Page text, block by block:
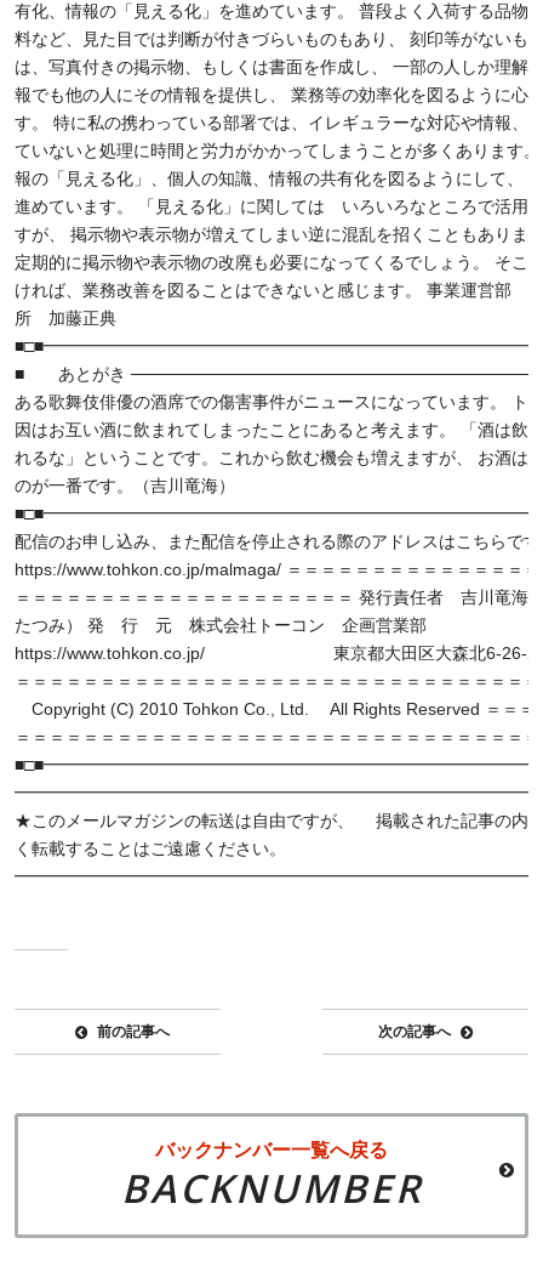
有化、情報の「見える化」を進めています。 普段よく入荷する品物
料など、見た目では判断が付きづらいものもあり、 刻印等がないも
は、写真付きの掲示物、もしくは書面を作成し、 一部の人しか理解
報でも他の人にその情報を提供し、 業務等の効率化を図るように心
す。 特に私の携わっている部署では、イレギュラーな対応や情報、
ていないと処理に時間と労力がかかってしまうことが多くあります
報の「見える化」、個人の知識、情報の共有化を図るようにして、
進めています。 「見える化」に関しては いろいろなところで活用
すが、 掲示物や表示物が増えてしまい逆に混乱を招くこともありま
定期的に掲示物や表示物の改廃も必要になってくるでしょう。 そこ
ければ、業務改善を図ることはできないと感じます。 事業運営部
所 加藤正典
■ あとがき
ある歌舞伎俳優の酒席での傷害事件がニュースになっています。 ト
因はお互い酒に飲まれてしまったことにあると考えます。 「酒は飲
れるな」ということです。これから飲む機会も増えますが、 お酒は
のが一番です。（吉川竜海）
配信のお申し込み、また配信を停止される際のアドレスはこちらで
https://www.tohkon.co.jp/malmaga/ ＝＝＝＝＝＝＝＝＝＝＝＝＝＝
＝＝＝＝＝＝＝＝＝＝＝＝＝＝＝＝＝＝＝＝ 発行責任者 吉川竜海
たつみ） 発 行 元 株式会社トーコン 企画営業部
https://www.tohkon.co.jp/ 東京都大田区大森北6-26-22
＝＝＝＝＝＝＝＝＝＝＝＝＝＝＝＝＝＝＝＝＝＝＝＝＝＝＝＝＝＝
Copyright (C) 2010 Tohkon Co., Ltd. All Rights Reserved ＝＝＝
＝＝＝＝＝＝＝＝＝＝＝＝＝＝＝＝＝＝＝＝＝＝＝＝＝＝＝＝＝＝＝
★このメールマガジンの転送は自由ですが、 掲載された記事の内
く転載することはご遠慮ください。
前の記事へ 次の記事へ
バックナンバー一覧へ戻る
BACKNUMBER